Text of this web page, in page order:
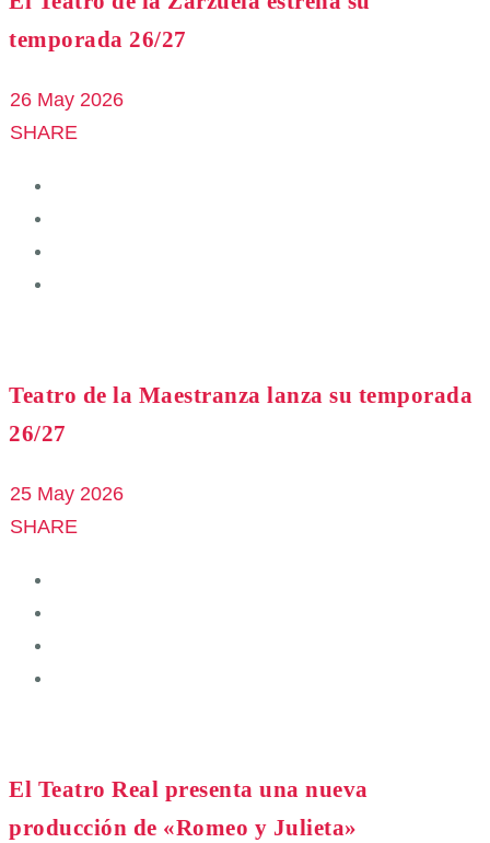
temporada 26/27
26 May 2026
SHARE
Teatro de la Maestranza lanza su temporada
26/27
25 May 2026
SHARE
El Teatro Real presenta una nueva
producción de «Romeo y Julieta»